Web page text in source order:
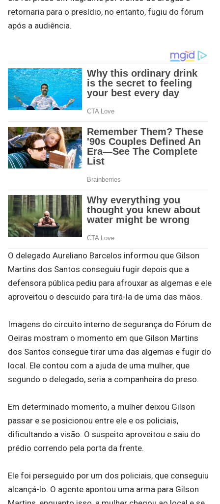
retornaria para o presídio, no entanto, fugiu do fórum
após a audiência.
O delegado Aureliano Barcelos informou que Gilson
Martins dos Santos conseguiu fugir depois que a
defensora pública pediu para afrouxar as algemas e ele
aproveitou o descuido para tirá-la de uma das mãos.
Imagens do circuito interno de segurança do Fórum de
Oeiras mostram o momento em que Gilson Martins
dos Santos consegue tirar uma das algemas e fugir do
local. Ele contou com a ajuda de uma mulher, que
segundo o delegado, seria a companheira do preso.
Em determinado momento, a mulher deixou Gilson
passar e se posicionou entre ele e os policiais,
dificultando a visão. O suspeito aproveitou e saiu do
prédio correndo pela porta da frente.
Ele foi perseguido por um dos policiais, que conseguiu
alcançá-lo. O agente apontou uma arma para Gilson